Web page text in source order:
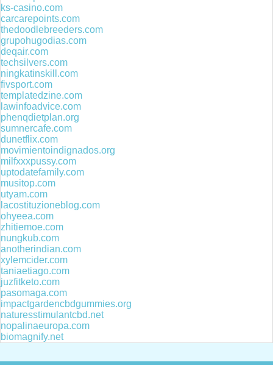
ks-casino.com
carcarepoints.com
thedoodlebreeders.com
grupohugodias.com
deqair.com
techsilvers.com
ningkatinskill.com
fivsport.com
templatedzine.com
lawinfoadvice.com
phenqdietplan.org
sumnercafe.com
dunetflix.com
movimientoindignados.org
milfxxxpussy.com
uptodatefamily.com
musitop.com
utyam.com
lacostituzioneblog.com
ohyeea.com
zhitiemoe.com
nungkub.com
anotherindian.com
xylemcider.com
taniaetiago.com
juzfitketo.com
pasomaga.com
impactgardencbdgummies.org
naturesstimulantcbd.net
nopalinaeuropa.com
biomagnify.net